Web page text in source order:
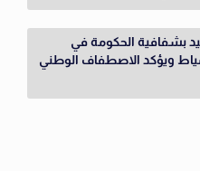
بشفافية الحكومة في
ويؤكد الاصطفاف الوطني